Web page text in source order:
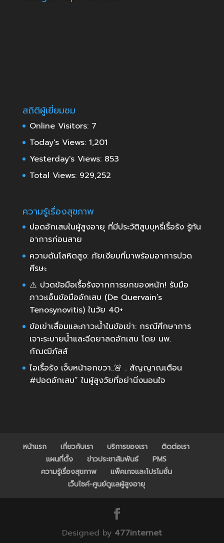
สถิติผู้เยี่ยมชม
Online Visitors: 7
Today's Views: 1,201
Yesterday's Views: 853
Total Views: 929,252
ความรู้เรื่องสุขภาพ
ปอดอักเสบในผู้สูงอายุ ที่มีประวัติสูบบุหรี่เรื้อรัง รู้ทัน
อาการก่อนสาย
ความดันโลหิตสูง: ภัยเงียบที่มาพร้อมอาการปวด
ศีรษะ
⚠️ ปวดข้อมือเรื้อรังจากการยกของหนัก! รับมือ
ภาวะเอ็นข้อมืออักเสบ (De Quervain’s
Tenosynovitis) ในวัย 40+
ข้อเข่าเสื่อมและภาวะน้ำในข้อเข่า: กรณีศึกษาการ
เจาะระบายน้ำและฉีดยาลดอักเสบ โดย นพ.
กัณฒิภัสส์
ไอเรื้อรัง เจ็บหน้าอกขวา..🚨 . สัญญาณเตือน
#ปอดอักเสบ” ในผู้สูงวัยที่อย่านิ่งนอนใจ
หน้าแรก เกี่ยวกับเรา บริการของเรา
ติดต่อเรา
แผนที่ตั้ง
ข่าวประชาสัมพันธ์
PMS
ความรู้เรื่องสุขภาพ
แพ็คเกจและโปรโมชั่น
เว็บไซค์-ศูนย์ดูแลผู้สูงอายุ
Designed by 477internet